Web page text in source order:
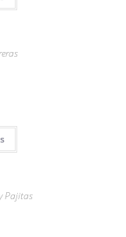
Pajitas